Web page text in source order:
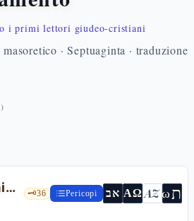
i primi lettori giudeo-cristiani
· Septuaginta · traduzione
La crisi siro-efraimita e il segno dell'ʿImmanuèl — Is 7,1-25 🗝️36 Pericopi אב ΑΩ AZωת